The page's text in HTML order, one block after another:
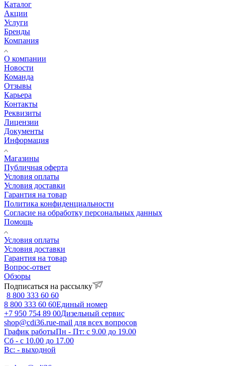
Каталог
Акции
Услуги
Бренды
Компания
О компании
Новости
Команда
Отзывы
Карьера
Контакты
Реквизиты
Лицензии
Документы
Информация
Магазины
Публичная оферта
Условия оплаты
Условия доставки
Гарантия на товар
Политика конфиденциальности
Согласие на обработку персональных данных
Помощь
Условия оплаты
Условия доставки
Гарантия на товар
Вопрос-ответ
Обзоры
Подписаться на рассылку
8 800 333 60 60
8 800 333 60 60Единый номер
+7 950 754 89 00Дизельный сервис
shop@cdi36.rue-mail для всех вопросов
График работыПн - Пт: с 9.00 до 19.00
Сб - с 10.00 до 17.00
Вс: - выходной